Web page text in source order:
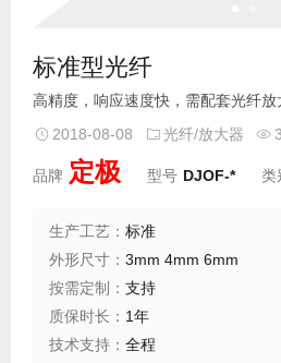
标准型光纤
高精度，响应速度快，需配套光纤放
2018-08-08
光纤/放大器
品牌 定极 型号 DJOF-* 类
生产工艺： 标准
外形尺寸： 3mm 4mm 6mm
按需定制： 支持
质保时长： 1年
技术支持： 全程